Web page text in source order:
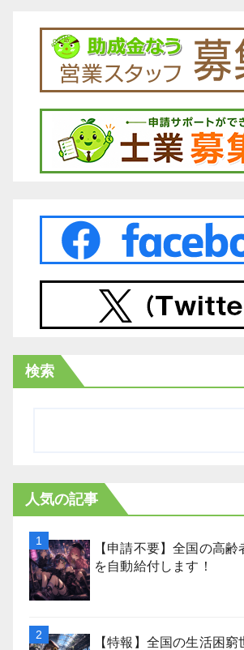
検索
人気の記事
【申請不要】全国の高
を自動給付します！
【特報】全国の生活困窮